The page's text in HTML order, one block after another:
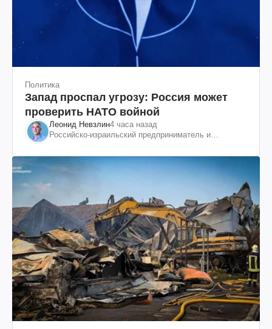
Политика
Запад проспал угрозу: Россия может
проверить НАТО войной
Леонид Невзлин4 часа назад
Российско-израильский предприниматель и
"ЮКОСа"